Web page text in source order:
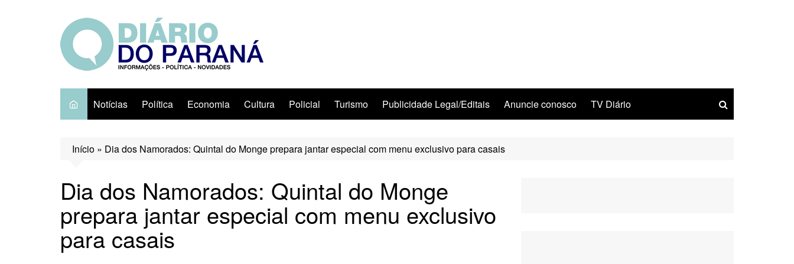
Notícias Política Economia Cultura Policial Turismo Publicidade Legal/Editais Anuncie conosco TV Diário
Início » Dia dos Namorados: Quintal do Monge prepara jantar especial com menu exclusivo para casais
Dia dos Namorados: Quintal do Monge
prepara jantar especial com menu exclusivo
para casais